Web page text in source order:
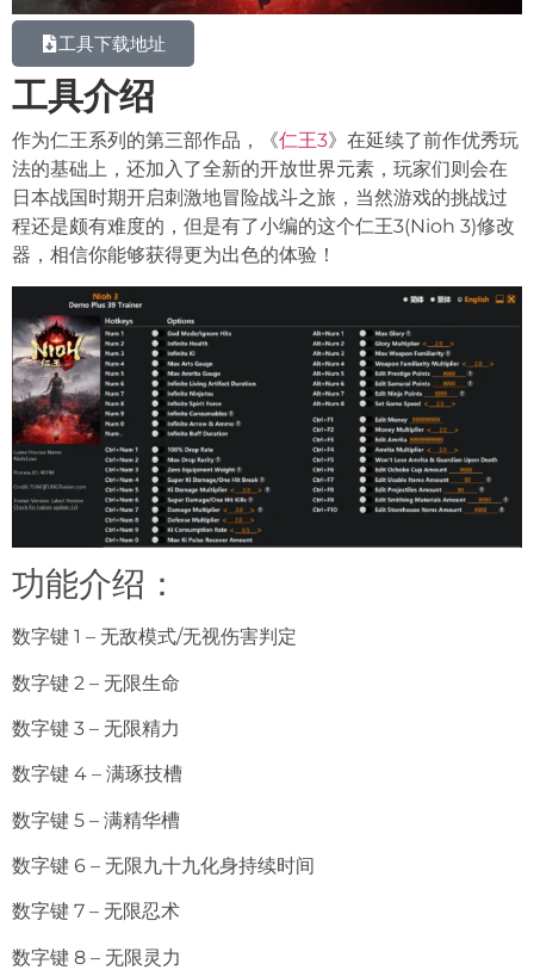
工具下载地址
工具介绍
作为仁王系列的第三部作品，《仁王3》在延续了前作优秀玩
法的基础上，还加入了全新的开放世界元素，玩家们则会在
日本战国时期开启刺激地冒险战斗之旅，当然游戏的挑战过
程还是颇有难度的，但是有了小编的这个仁王3(Nioh 3)修改
器，相信你能够获得更为出色的体验！
功能介绍：
数字键 1 – 无敌模式/无视伤害判定
数字键 2 – 无限生命
数字键 3 – 无限精力
数字键 4 – 满琢技槽
数字键 5 – 满精华槽
数字键 6 – 无限九十九化身持续时间
数字键 7 – 无限忍术
数字键 8 – 无限灵力